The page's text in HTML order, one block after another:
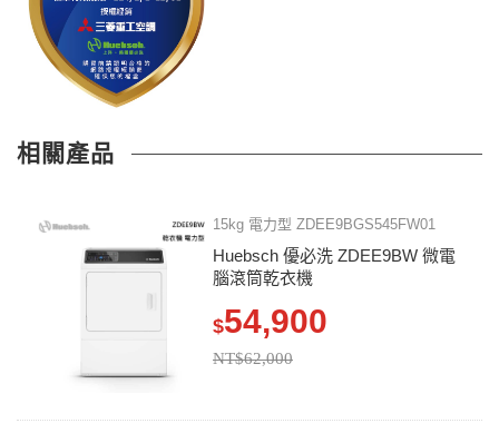
相關產品
15kg 電力型 ZDEE9BGS545FW01
Huebsch 優必洗 ZDEE9BW 微電
腦滾筒乾衣機
$54,900
NT$62,000